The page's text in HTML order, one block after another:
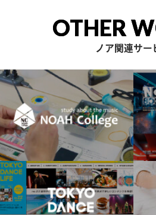
OTHER
ノア関連サー